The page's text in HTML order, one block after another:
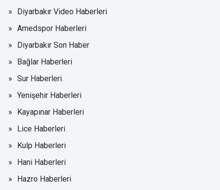
Diyarbakır Video Haberleri
Amedspor Haberleri
Diyarbakır Son Haber
Bağlar Haberleri
Sur Haberleri
Yenişehir Haberleri
Kayapınar Haberleri
Lice Haberleri
Kulp Haberleri
Hani Haberleri
Hazro Haberleri